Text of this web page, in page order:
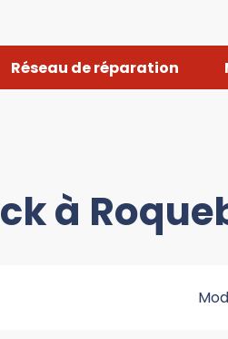
Réseau de réparation
à